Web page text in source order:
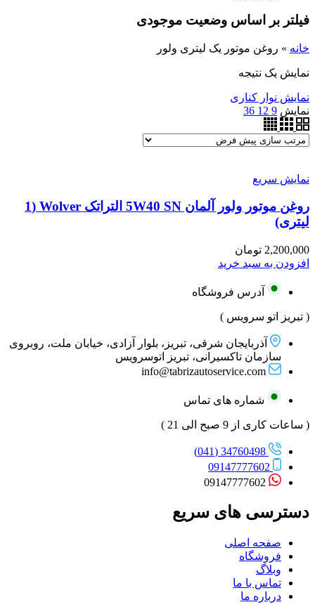
فیلتر بر اساس وضعیت موجودی
خانه » روغن موتور یک لیتری ولور
نمایش یک نتیجه
نمایش نوار کناری
نمایش 9
12
36
نمایش سریع
روغن موتور ولور آلمان 5W40 SN التراتک Wolver (1
لیتری)
2,200,000 تومان
افزودن به سبد خرید
آدرس فروشگاه
( تبریز اتو سرویس )
آذربایجان شرقی، تبریز، بلوار آزادی، خیابان ملت، روبروی
سازمان تاکسیرانی، تبریز اتوسرویس
info@tabrizautoservice.com
شماره های تماس
( ساعات کاری از 9 صبح الی 21 )
34760498 (041)
09147777602
09147777602
دسترسی های سریع
صفحه اصلی
فروشگاه
وبلاگ
تماس با ما
درباره ما